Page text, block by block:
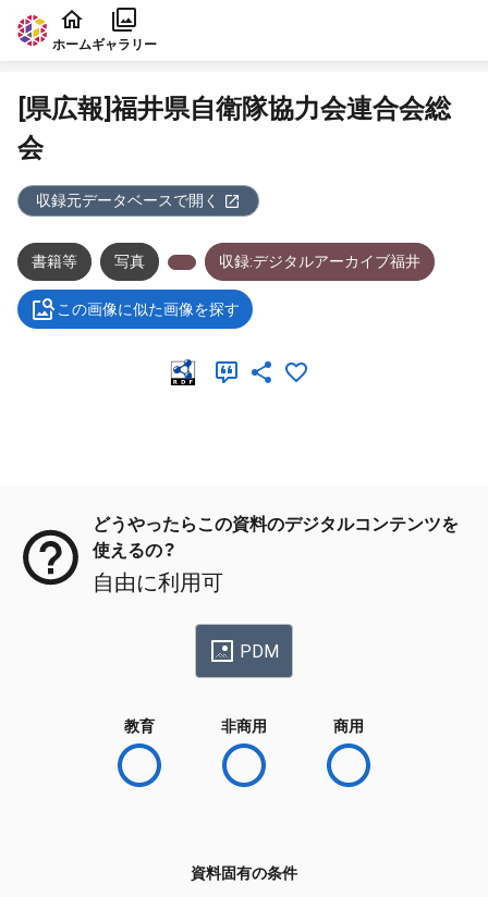
本文に飛ぶ
ホームギャラリー
[県広報]福井県自衛隊協力会連合会総
会
収録元データベースで開く
書籍等 写真 収録:デジタルアーカイブ福井
この画像に似た画像を探す
どうやったらこの資料のデジタルコンテンツを
使えるの？
自由に利用可
PDM
教育 非商用 商用
資料固有の条件